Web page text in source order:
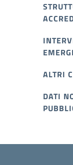
ALTRI
DATI